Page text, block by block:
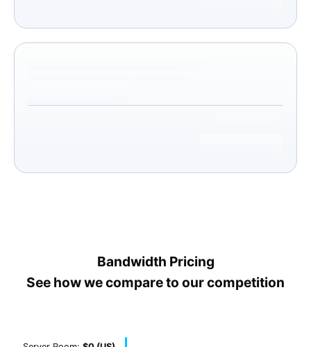
Bandwidth Pricing
See how we compare to our competition